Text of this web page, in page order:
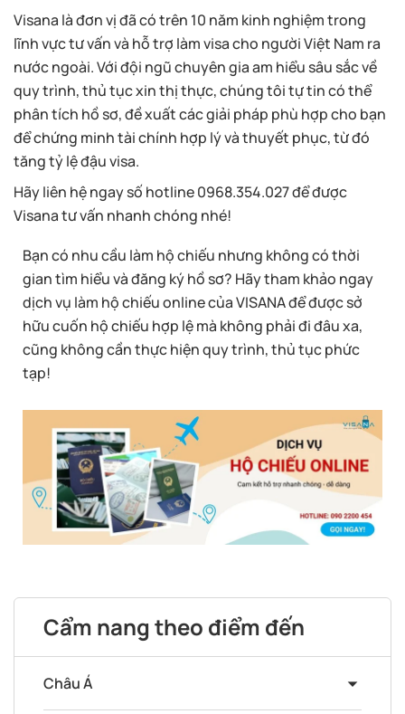
Visana là đơn vị đã có trên 10 năm kinh nghiệm trong
lĩnh vực tư vấn và hỗ trợ làm visa cho người Việt Nam ra
nước ngoài. Với đội ngũ chuyên gia am hiểu sâu sắc về
quy trình, thủ tục xin thị thực, chúng tôi tự tin có thể
phân tích hồ sơ, đề xuất các giải pháp phù hợp cho bạn
để chứng minh tài chính hợp lý và thuyết phục, từ đó
tăng tỷ lệ đậu visa.
Hãy liên hệ ngay số hotline 0968.354.027 để được
Visana tư vấn nhanh chóng nhé!
Bạn có nhu cầu làm hộ chiếu nhưng không có thời
gian tìm hiểu và đăng ký hồ sơ? Hãy tham khảo ngay
dịch vụ làm hộ chiếu online của VISANA để được sở
hữu cuốn hộ chiếu hợp lệ mà không phải đi đâu xa,
cũng không cần thực hiện quy trình, thủ tục phức
tạp!
Cẩm nang theo điểm đến
Châu Á